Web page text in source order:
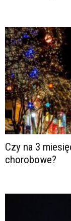
Czy na 3
chorobowe?